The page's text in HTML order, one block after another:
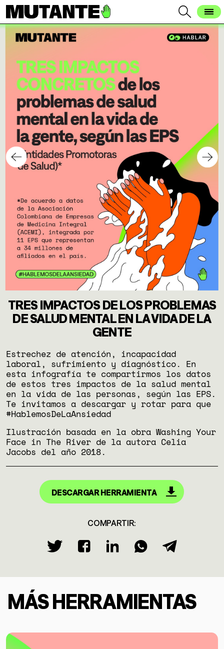
TRES IMPACTOS DE LOS PROBLEMAS
DE SALUD MENTAL EN LA VIDA DE LA
GENTE
Estrechez de atención, incapacidad
laboral, sufrimiento y diagnóstico. En
esta infografía te compartirmos los datos
de estos tres impactos de la salud mental
en la vida de las personas, según las EPS.
Te invitamos a descargar y rotar para que
#HablemosDeLaAnsiedad
Ilustración basada en la obra Washing Your
Face in The River de la autora Celia
Jacobs del año 2018.
DESCARGAR HERRAMIENTA
COMPARTIR:
MÁS HERRAMIENTAS